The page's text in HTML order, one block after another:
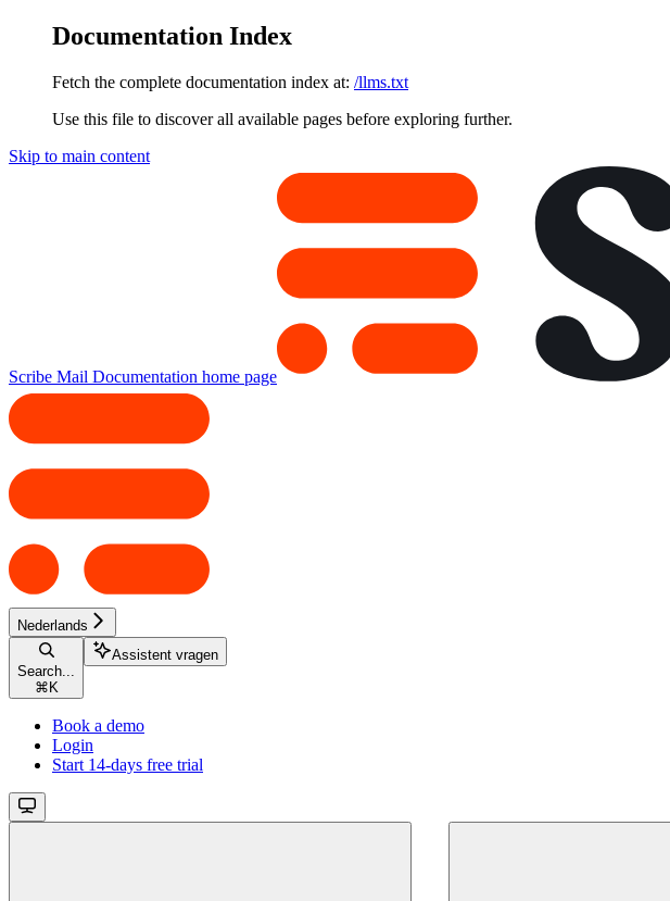
Documentation Index
Fetch the complete documentation index at: /llms.txt
Use this file to discover all available pages before exploring further.
Skip to main content
Scribe Mail Documentation home page
Nederlands
Search...
⌘ K
Assistent vragen
Book a demo
Login
Start 14-days free trial